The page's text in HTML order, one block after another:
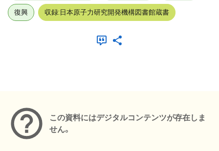
復興 収録:日本原子力研究開発機構図書館蔵書
この資料にはデジタルコンテンツが存在しま
せん。